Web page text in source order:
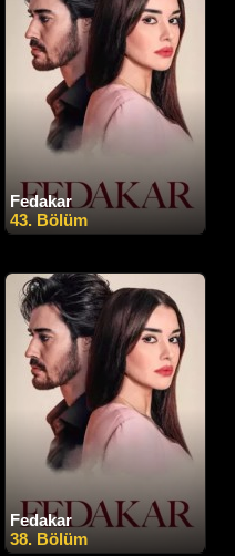
Fedakar
43. Bölüm
Fedakar
38. Bölüm